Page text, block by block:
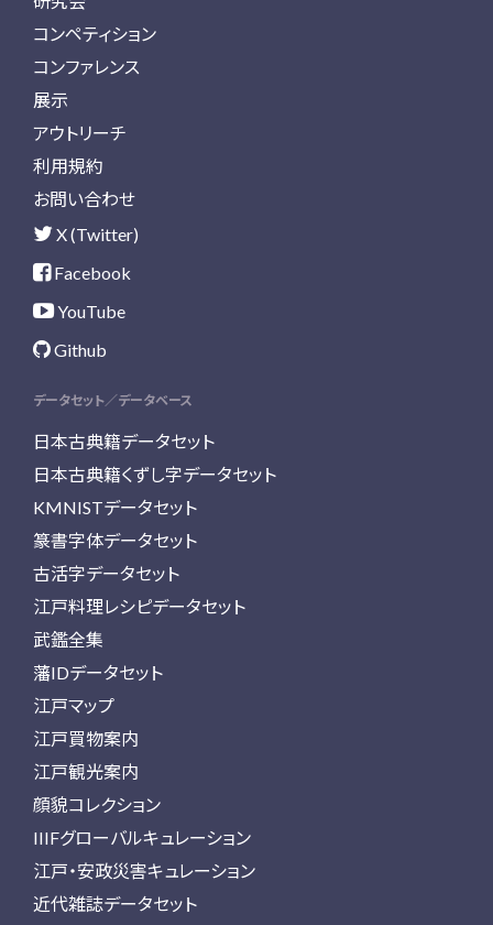
コンペティション
コンファレンス
展示
アウトリーチ
利用規約
お問い合わせ
X (Twitter)
Facebook
YouTube
Github
データセット／データベース
日本古典籍データセット
日本古典籍くずし字データセット
KMNISTデータセット
篆書字体データセット
古活字データセット
江戸料理レシピデータセット
武鑑全集
藩IDデータセット
江戸マップ
江戸買物案内
江戸観光案内
顔貌コレクション
IIIFグローバルキュレーション
江戸・安政災害キュレーション
近代雑誌データセット